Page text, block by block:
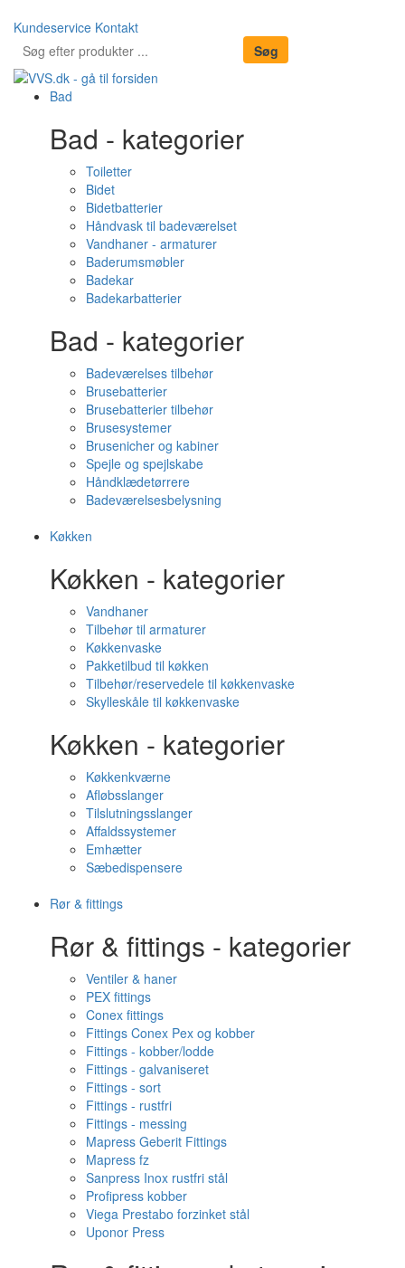
Kundeservice Kontakt
Bad
Bad - kategorier
Toiletter
Bidet
Bidetbatterier
Håndvask til badeværelset
Vandhaner - armaturer
Baderumsmøbler
Badekar
Badekarbatterier
Bad - kategorier
Badeværelses tilbehør
Brusebatterier
Brusebatterier tilbehør
Brusesystemer
Brusenicher og kabiner
Spejle og spejlskabe
Håndklædetørrere
Badeværelsesbelysning
Køkken
Køkken - kategorier
Vandhaner
Tilbehør til armaturer
Køkkenvaske
Pakketilbud til køkken
Tilbehør/reservedele til køkkenvaske
Skylleskåle til køkkenvaske
Køkken - kategorier
Køkkenkværne
Afløbsslanger
Tilslutningsslanger
Affaldssystemer
Emhætter
Sæbedispensere
Rør & fittings
Rør & fittings - kategorier
Ventiler & haner
PEX fittings
Conex fittings
Fittings Conex Pex og kobber
Fittings - kobber/lodde
Fittings - galvaniseret
Fittings - sort
Fittings - rustfri
Fittings - messing
Mapress Geberit Fittings
Mapress fz
Sanpress Inox rustfri stål
Profipress kobber
Viega Prestabo forzinket stål
Uponor Press